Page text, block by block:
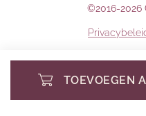
TOEVOEGEN
©2016-2026